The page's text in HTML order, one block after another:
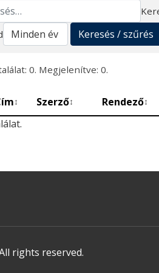
Keresés / szűrés
0. Megjelenítve: 0.
↕ Szerző↕ Rendező↕
rights reserved.